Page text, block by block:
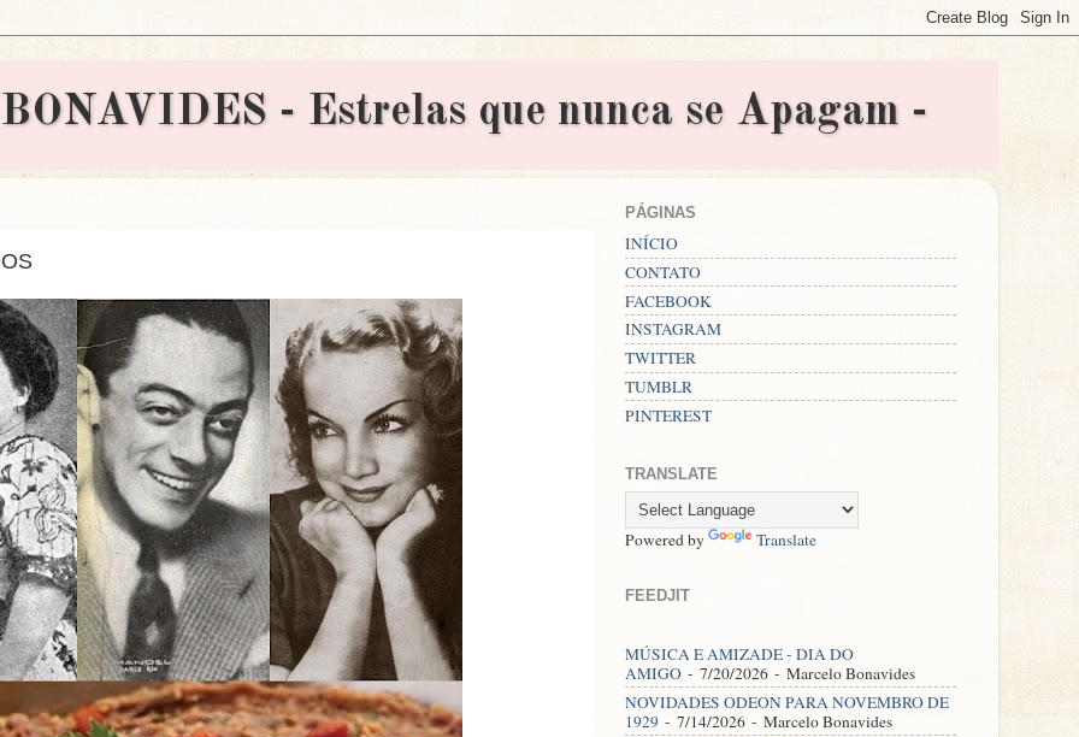
- Estrelas que nunca se Apagam -
PÁGINAS
INÍCIO
CONTATO
FACEBOOK
INSTAGRAM
TWITTER
TUMBLR
PINTEREST
TRANSLATE
Powered by Translate
FEEDJIT
MÚSICA E AMIZADE - DIA DO
AMIGO - 7/20/2026 - Marcelo Bonavides
NOVIDADES ODEON PARA NOVEMBRO DE
1929 - 7/14/2026 - Marcelo Bonavides